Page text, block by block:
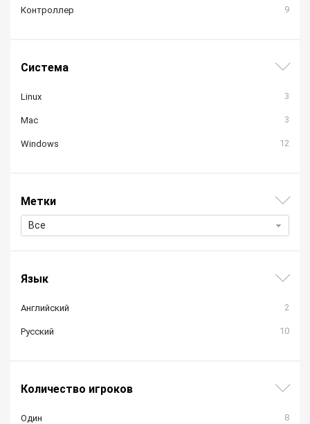
Контроллер 9
Система
Linux 3
Mac 3
Windows 12
Метки
Все
Язык
Английский 2
Русский 10
Количество игроков
Один 8